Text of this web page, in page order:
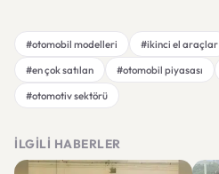
#otomobil modelleri #ikinci el araçlar
#en çok satılan
#otomobil piyasası
#otomotiv sektörü
İLGILI HABERLER